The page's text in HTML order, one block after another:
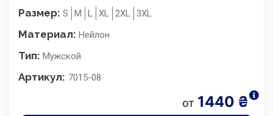
Размер: S M L XL 2XL 3XL
Материал: Нейлон
Тип: Мужской
Артикул: 7015-08
от 1440 ₴